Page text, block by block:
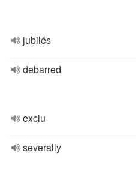
jubilés
debarred
exclu
severally